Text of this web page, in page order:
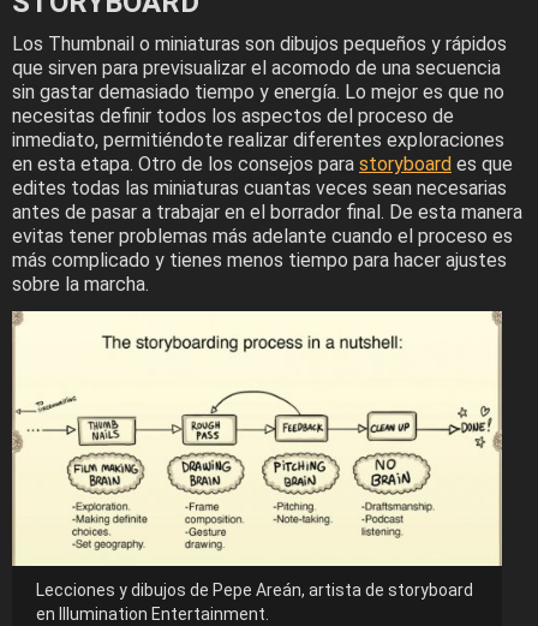
Los Thumbnail o miniaturas son dibujos pequeños y rápidos
que sirven para previsualizar el acomodo de una secuencia
sin gastar demasiado tiempo y energía. Lo mejor es que no
necesitas definir todos los aspectos del proceso de
inmediato, permitiéndote realizar diferentes exploraciones
en esta etapa. Otro de los consejos para storyboard es que
edites todas las miniaturas cuantas veces sean necesarias
antes de pasar a trabajar en el borrador final. De esta manera
evitas tener problemas más adelante cuando el proceso es
más complicado y tienes menos tiempo para hacer ajustes
sobre la marcha.
Lecciones y dibujos de Pepe Areán, artista de storyboard
en Illumination Entertainment.